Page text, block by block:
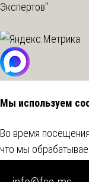
Экспертов"
Мы используем
Во время
что мы
использованием